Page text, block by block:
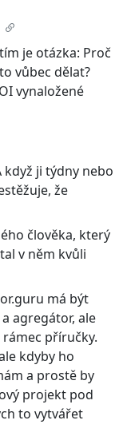
je otázka: Proč
vůbec dělat?
vynaložené
ji týdny nebo
že
člověka, který
v něm kvůli
má být
agregátor, ale
příručky.
kdyby ho
a prostě by
projekt pod
to vytvářet